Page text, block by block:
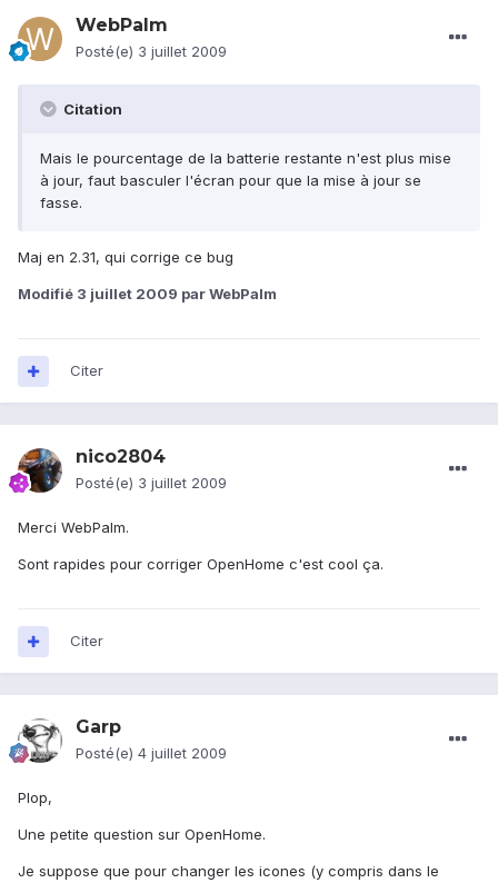
WebPalm
Posté(e) 3 juillet 2009
Citation
Mais le pourcentage de la batterie restante n'est plus mise
à jour, faut basculer l'écran pour que la mise à jour se
fasse.
Maj en 2.31, qui corrige ce bug
Modifié 3 juillet 2009 par WebPalm
Citer
nico2804
Posté(e) 3 juillet 2009
Merci WebPalm.
Sont rapides pour corriger OpenHome c'est cool ça.
Citer
Garp
Posté(e) 4 juillet 2009
Plop,
Une petite question sur OpenHome.
Je suppose que pour changer les icones (y compris dans le